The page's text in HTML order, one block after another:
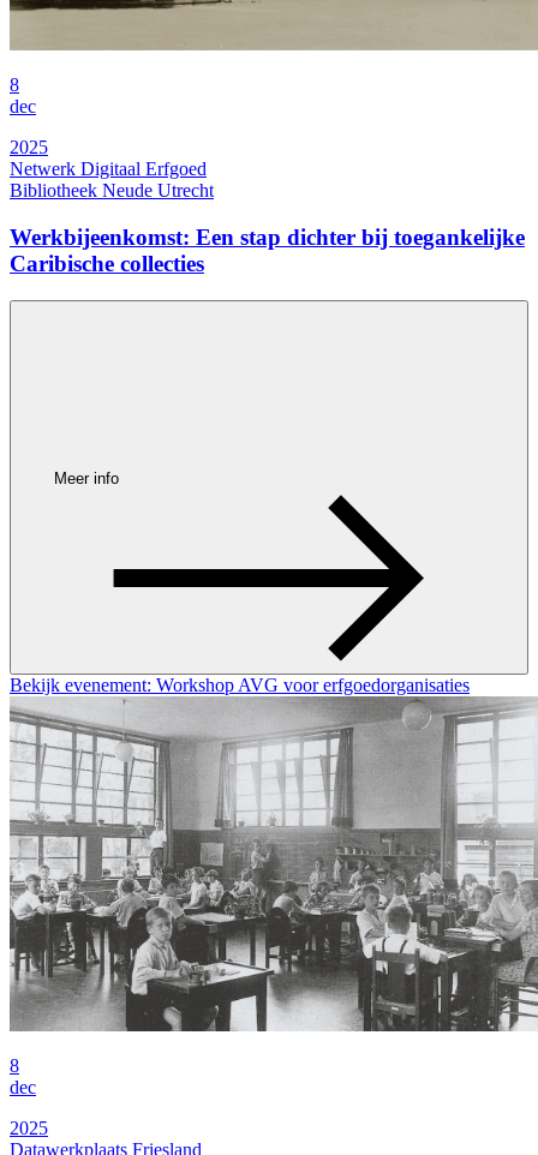
8
dec
2025
Netwerk Digitaal Erfgoed
Bibliotheek Neude Utrecht
Werkbijeenkomst: Een stap dichter bij toegankelijke
Caribische collecties
Meer info
Bekijk evenement: Workshop AVG voor erfgoedorganisaties
8
dec
2025
Datawerkplaats Friesland